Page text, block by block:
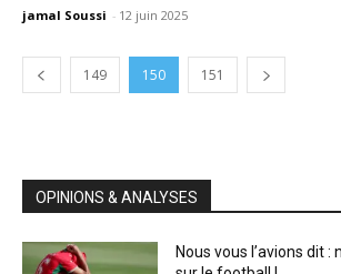
jamal Soussi - 12 juin 2025
149 150 151
OPINIONS & ANALYSES
Nous vous l’avions dit